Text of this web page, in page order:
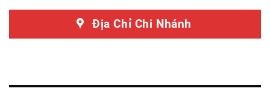
Địa Chỉ Chi Nhánh